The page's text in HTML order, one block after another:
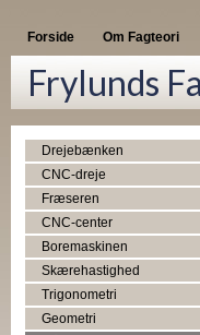
Forside Om Fagteori
Frylunds
Drejebænken
CNC-dreje
Fræseren
CNC-center
Boremaskinen
Skærehastighed
Trigonometri
Geometri